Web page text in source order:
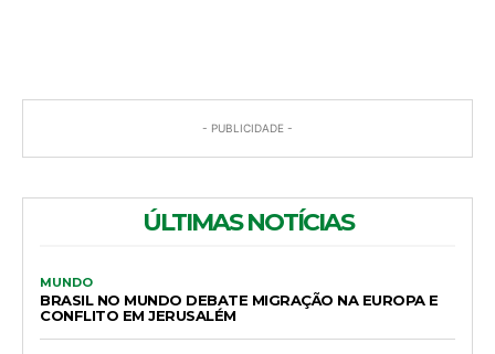
- PUBLICIDADE -
ÚLTIMAS NOTÍCIAS
MUNDO
BRASIL NO MUNDO DEBATE MIGRAÇÃO NA EUROPA E
CONFLITO EM JERUSALÉM